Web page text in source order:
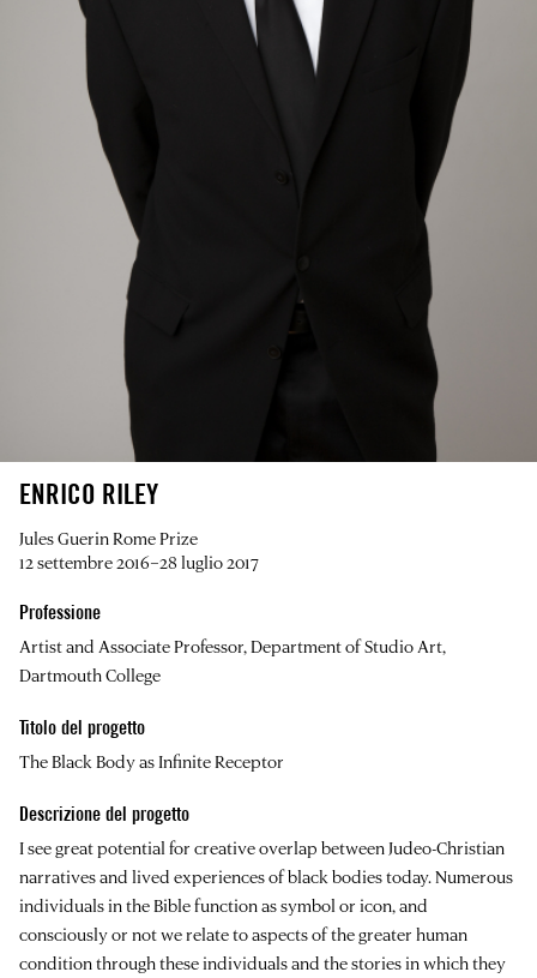
ENRICO RILEY
Jules Guerin Rome Prize
12 settembre 2016–28 luglio 2017
Professione
Artist and Associate Professor, Department of Studio Art,
Dartmouth College
Titolo del progetto
The Black Body as Infinite Receptor
Descrizione del progetto
I see great potential for creative overlap between Judeo-Christian
narratives and lived experiences of black bodies today. Numerous
individuals in the Bible function as symbol or icon, and
consciously or not we relate to aspects of the greater human
condition through these individuals and the stories in which they